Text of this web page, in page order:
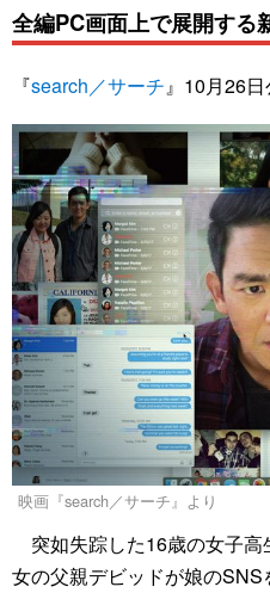
全編PC画面上で展開する
『search／サーチ 』10月26
映画『search／サーチ』より
突如失踪した16歳の女子高
女の父親デビッドが娘の